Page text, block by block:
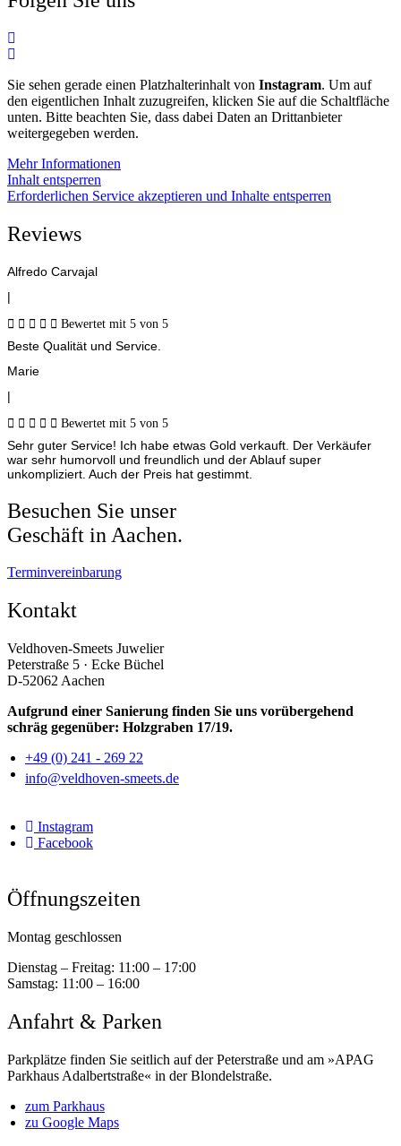
Sie sehen gerade einen Platzhalterinhalt von Instagram. Um auf
den eigentlichen Inhalt zuzugreifen, klicken Sie auf die Schaltfläche
unten. Bitte beachten Sie, dass dabei Daten an Drittanbieter
weitergegeben werden.
Mehr Informationen
Inhalt entsperren
Erforderlichen Service akzeptieren und Inhalte entsperren
Reviews
Alfredo Carvajal
|
     Bewertet mit 5 von 5
Beste Qualität und Service.
Marie
|
     Bewertet mit 5 von 5
Sehr guter Service! Ich habe etwas Gold verkauft. Der Verkäufer
war sehr humorvoll und freundlich und der Ablauf super
unkompliziert. Auch der Preis hat gestimmt.
Besuchen Sie unser
Geschäft in Aachen.
Terminvereinbarung
Kontakt
Veldhoven-Smeets Juwelier
Peterstraße 5 · Ecke Büchel
D-52062 Aachen
Aufgrund einer Sanierung finden Sie uns vorübergehend
schräg gegenüber: Holzgraben 17/19.
+49 (0) 241 - 269 22
info@veldhoven-smeets.de
Instagram
Facebook
Öffnungszeiten
Montag geschlossen
Dienstag – Freitag: 11:00 – 17:00
Samstag: 11:00 – 16:00
Anfahrt & Parken
Parkplätze finden Sie seitlich auf der Peterstraße und am »APAG
Parkhaus Adalbertstraße« in der Blondelstraße.
zum Parkhaus
zu Google Maps